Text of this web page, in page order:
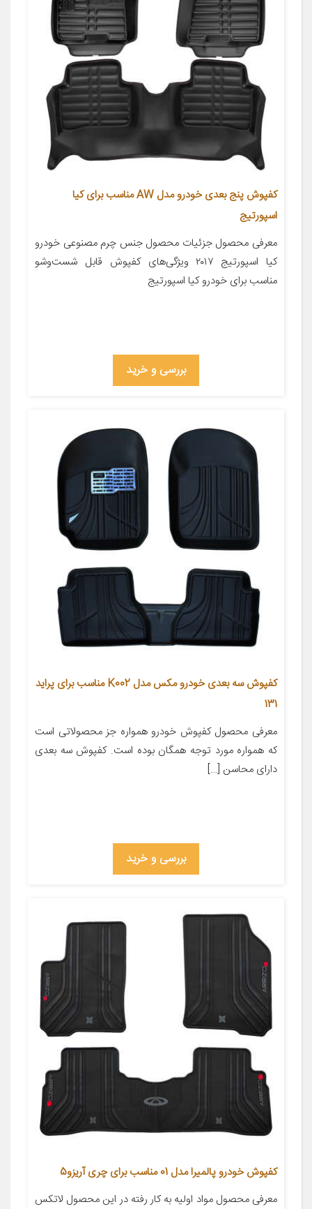
کفپوش پنج بعدی خودرو مدل AW مناسب برای کیا
اسپورتیج
معرفی محصول جزئیات محصول جنس چرم مصنوعی خودرو
کیا اسپورتیج ۲۰۱۷ ویژگی‌های کفپوش قابل شست‌وشو
مناسب برای خودرو کیا اسپورتیج
بررسی و خرید
کفپوش سه بعدی خودرو مکس مدل K002 مناسب برای پراید
131
معرفی محصول کفپوش خودرو همواره جز محصولاتی است
که همواره مورد توجه همگان بوده است. کفپوش سه بعدی
دارای محاسن […]
بررسی و خرید
کفپوش خودرو پالمیرا مدل 01 مناسب برای چری آریزو5
معرفی محصول مواد اولیه به کار رفته در این محصول لاتکس